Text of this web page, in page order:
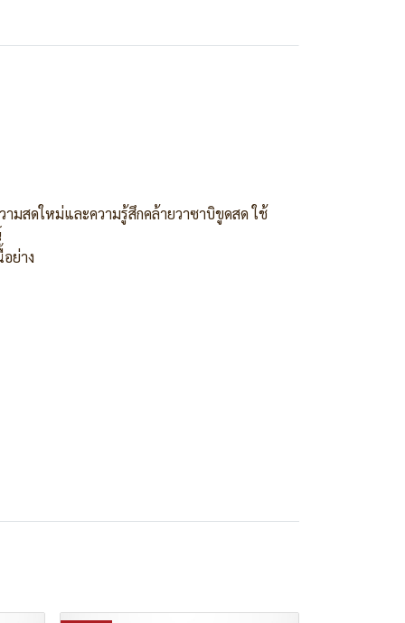
ามสดใหม่และความรู้สึกคล้ายวาซาบิขูดสด ใช้
ย่าง